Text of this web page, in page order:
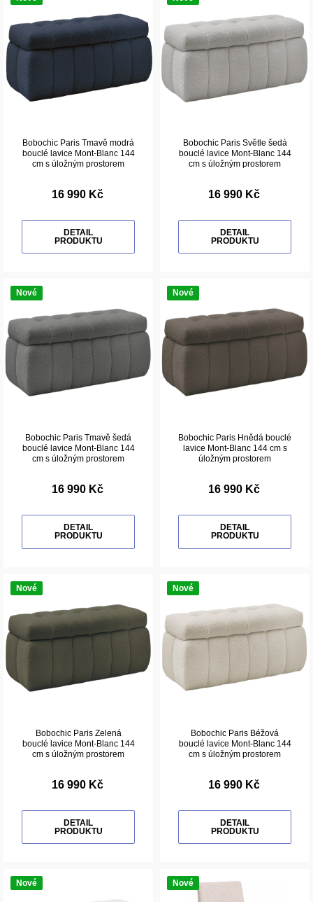
Bobochic Paris Tmavě modrá
bouclé lavice Mont-Blanc 144
cm s úložným prostorem
16 990 Kč
DETAIL
PRODUKTU
Bobochic Paris Světle šedá
bouclé lavice Mont-Blanc 144
cm s úložným prostorem
16 990 Kč
DETAIL
PRODUKTU
Nové
Bobochic Paris Tmavě šedá
bouclé lavice Mont-Blanc 144
cm s úložným prostorem
16 990 Kč
DETAIL
PRODUKTU
Nové
Bobochic Paris Hnědá bouclé
lavice Mont-Blanc 144 cm s
úložným prostorem
16 990 Kč
DETAIL
PRODUKTU
Nové
Bobochic Paris Zelená
bouclé lavice Mont-Blanc 144
cm s úložným prostorem
16 990 Kč
DETAIL
PRODUKTU
Nové
Bobochic Paris Béžová
bouclé lavice Mont-Blanc 144
cm s úložným prostorem
16 990 Kč
DETAIL
PRODUKTU
Nové Nové